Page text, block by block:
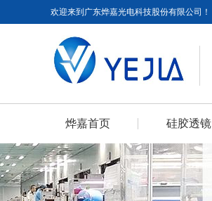
欢迎来到广东烨嘉光电科技股份有限公司！
烨嘉首页 硅胶透镜